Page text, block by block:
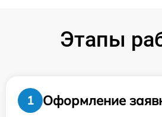
Этапы
1
Оформление